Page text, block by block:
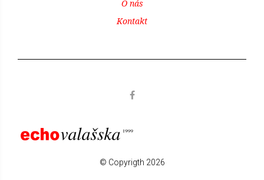
O nás
Kontakt
© Copyrigth 2026